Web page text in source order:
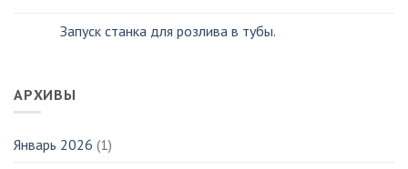
Запуск станка для розлива в тубы.
АРХИВЫ
Январь 2026 (1)